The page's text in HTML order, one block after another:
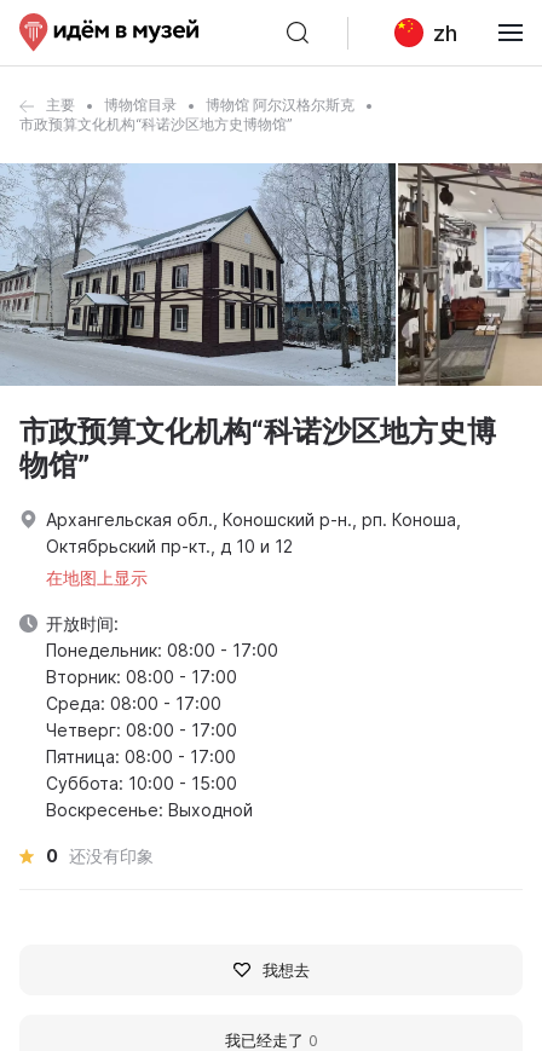
zh
主要 博物馆目录
博物馆 阿尔汉格尔斯克
市政预算文化机构“科诺沙区地方史博物馆”
市政预算文化机构“科诺沙区地方史博
物馆”
Архангельская обл., Коношский р-н., рп. Коноша,
Октябрьский пр-кт., д 10 и 12
在地图上显示
开放时间:
Понедельник: 08:00 - 17:00
Вторник: 08:00 - 17:00
Среда: 08:00 - 17:00
Четверг: 08:00 - 17:00
Пятница: 08:00 - 17:00
Суббота: 10:00 - 15:00
Воскресенье: Выходной
0 还没有印象
我想去
我已经走了 0